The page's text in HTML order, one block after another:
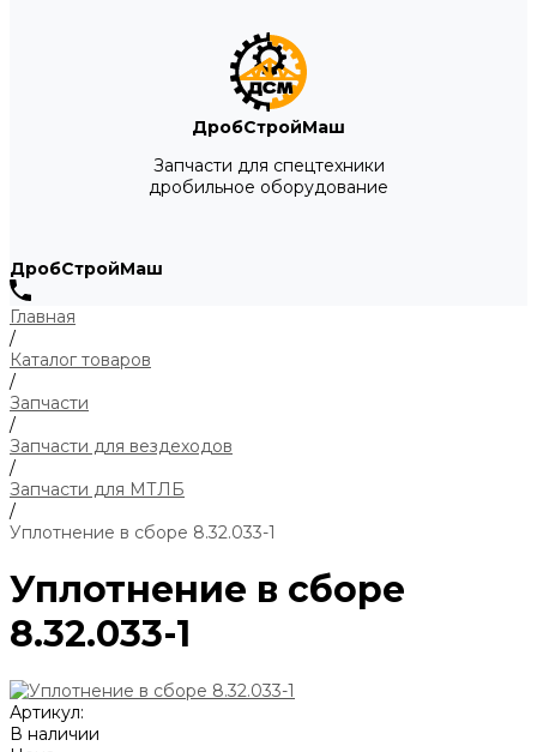
ДробСтройМаш
Запчасти для спецтехники
дробильное оборудование
ДробСтройМаш
Главная
/
Каталог товаров
/
Запчасти
/
Запчасти для вездеходов
/
Запчасти для МТЛБ
/
Уплотнение в сборе 8.32.033-1
Уплотнение в сборе
8.32.033-1
Артикул:
В наличии